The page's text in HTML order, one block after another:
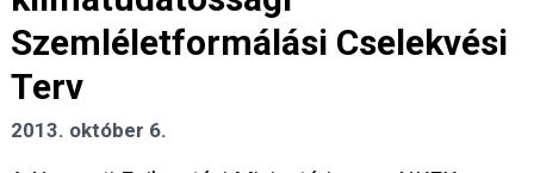
Szemléletformálási Cselekvési
Terv
2013. október 6.